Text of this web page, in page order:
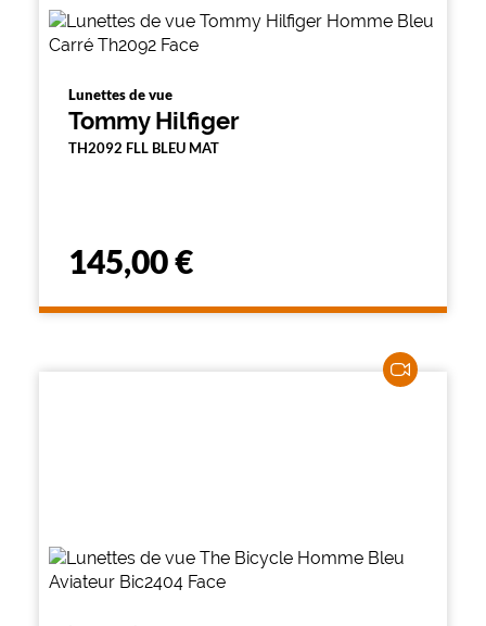
Lunettes de vue
Tommy Hilfiger
TH2092 FLL BLEU MAT
145,00 €